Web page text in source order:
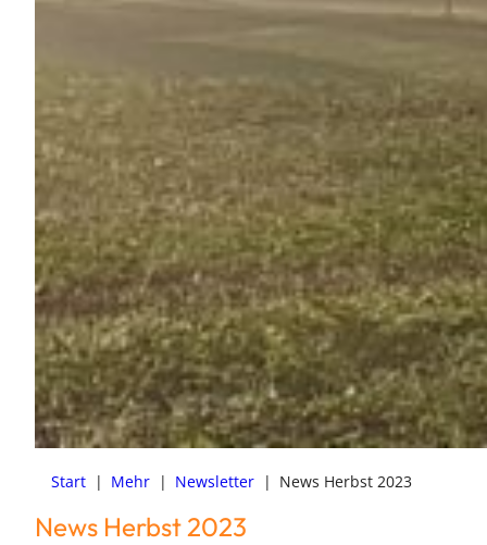
Start | Mehr | Newsletter | News Herbst 2023
News Herbst 2023